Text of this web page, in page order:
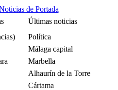
de Portada
Últimas noticias
Política
Málaga capital
Marbella
Alhaurín de la Torre
Cártama